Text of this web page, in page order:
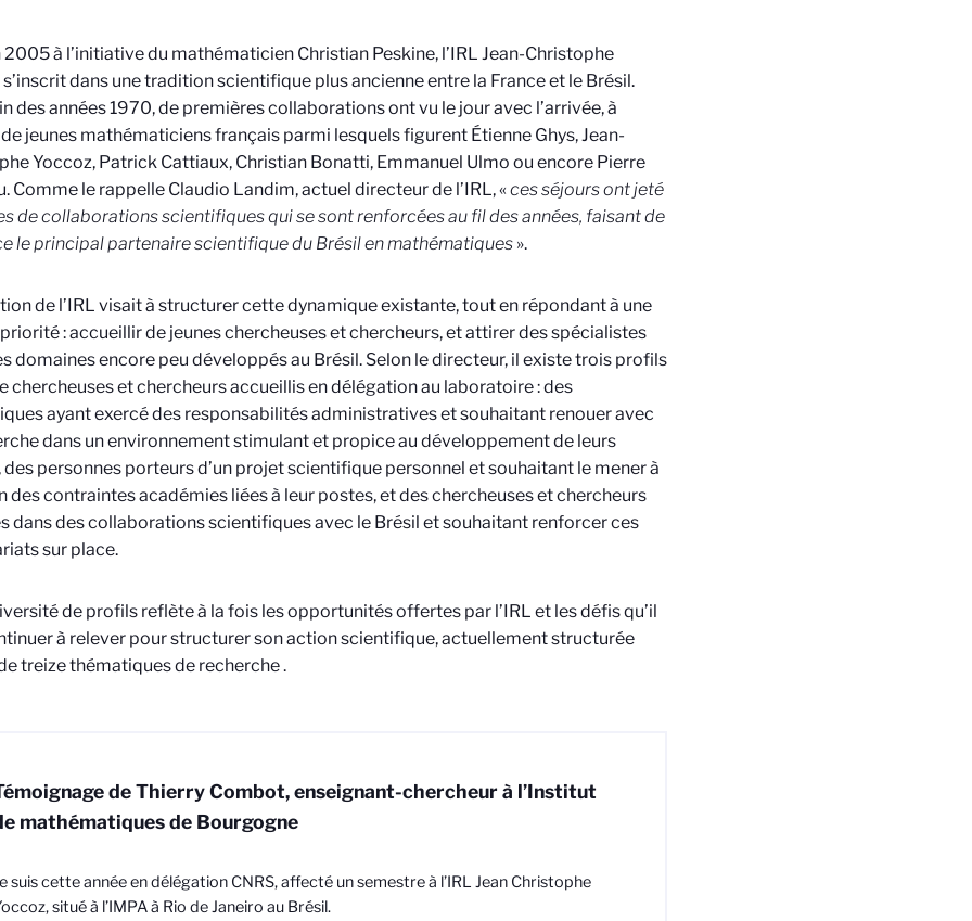
2005 à l’initiative du mathématicien Christian Peskine, l’IRL Jean-Christophe
dans une tradition scientifique plus ancienne entre la France et le Brésil.
des années 1970, de premières collaborations ont vu le jour avec l’arrivée, à
de jeunes mathématiciens français parmi lesquels figurent Étienne Ghys, Jean-
Yoccoz, Patrick Cattiaux, Christian Bonatti, Emmanuel Ulmo ou encore Pierre
Comme le rappelle Claudio Landim, actuel directeur de l’IRL, «ces séjours ont jeté
de collaborations scientifiques qui se sont renforcées au fil des années, faisant de
le principal partenaire scientifique du Brésil en mathématiques».
de l’IRL visait à structurer cette dynamique existante, tout en répondant à une
: accueillir de jeunes chercheuses et chercheurs, et attirer des spécialistes
domaines encore peu développés au Brésil. Selon le directeur, il existe trois profils
chercheuses et chercheurs accueillis en délégation au laboratoire : des
ayant exercé des responsabilités administratives et souhaitant renouer avec
dans un environnement stimulant et propice au développement de leurs
des personnes porteurs d’un projet scientifique personnel et souhaitant le mener à
des contraintes académies liées à leur postes, et des chercheuses et chercheurs
dans des collaborations scientifiques avec le Brésil et souhaitant renforcer ces
sur place.
de profils reflète à la fois les opportunités offertes par l’IRL et les défis qu’il
à relever pour structurer son action scientifique, actuellement structurée
treize thématiques de recherche.
de Thierry Combot, enseignant-chercheur à l’Institut
mathématiques de Bourgogne
suis cette année en délégation CNRS, affecté un semestre à l’IRL Jean Christophe
situé à l’IMPA à Rio de Janeiro au Brésil.